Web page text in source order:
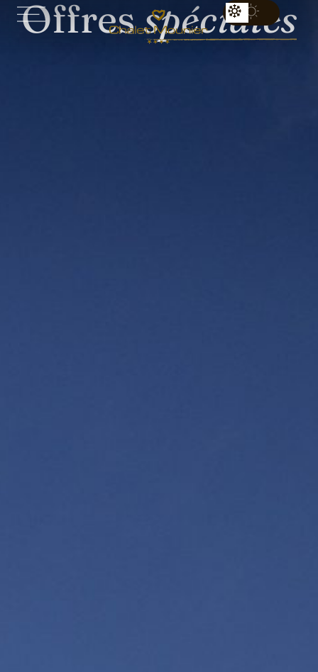
Offresspéciales